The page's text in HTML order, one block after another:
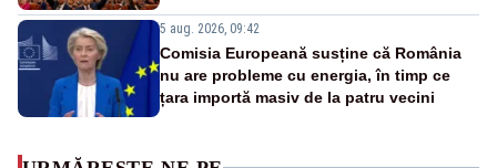
5 aug. 2026, 09:42
Comisia Europeană susține că România
nu are probleme cu energia, în timp ce
țara importă masiv de la patru vecini